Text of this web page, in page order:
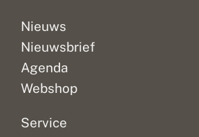
Nieuws
Nieuwsbrief
Agenda
Webshop
Service